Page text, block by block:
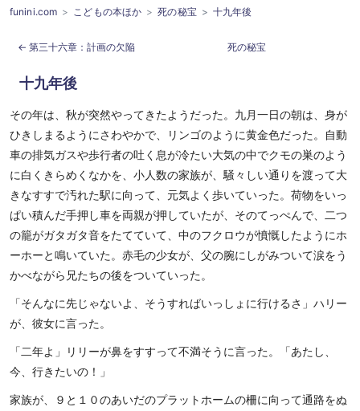
funini.com こどもの本ほか 死の秘宝 十九年後
第三十六章：計画の欠陥 死の秘宝
十九年後
その年は、秋が突然やってきたようだった。九月一日の朝は、身が
ひきしまるようにさわやかで、リンゴのように黄金色だった。自動
車の排気ガスや歩行者の吐く息が冷たい大気の中でクモの巣のよう
に白くきらめくなかを、小人数の家族が、騒々しい通りを渡って大
きなすすで汚れた駅に向って、元気よく歩いていった。荷物をいっ
ぱい積んだ手押し車を両親が押していたが、そのてっぺんで、二つ
の籠がガタガタ音をたてていて、中のフクロウが憤慨したようにホ
ーホーと鳴いていた。赤毛の少女が、父の腕にしがみついて涙をう
かべながら兄たちの後をついていった。
「そんなに先じゃないよ、そうすればいっしょに行けるさ」ハリー
が、彼女に言った。
「二年よ」リリーが鼻をすすって不満そうに言った。「あたし、
今、行きたいの！」
家族が、９と１０のあいだのプラットホームの柵に向って通路をぬ